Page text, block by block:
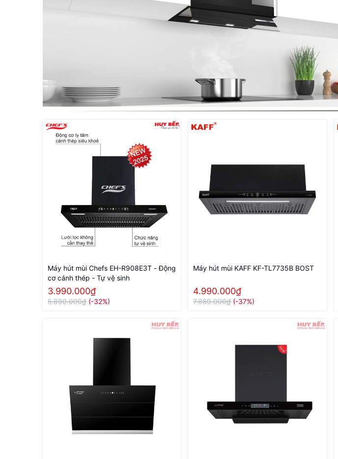
Máy hút mùi Chefs EH-R908E3T - Động
cơ cánh thép - Tự vệ sinh
3.990.000₫
5.890.000₫ (-32%)
Máy hút mùi KAFF KF-TL7735B BOST
4.990.000₫
7.880.000₫ (-37%)